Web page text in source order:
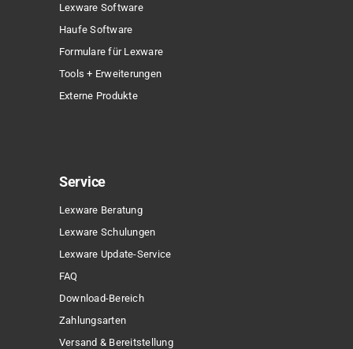
Lexware Software
Haufe Software
Formulare für Lexware
Tools + Erweiterungen
Externe Produkte
Service
Lexware Beratung
Lexware Schulungen
Lexware Update-Service
FAQ
Download-Bereich
Zahlungsarten
Versand & Bereitstellung